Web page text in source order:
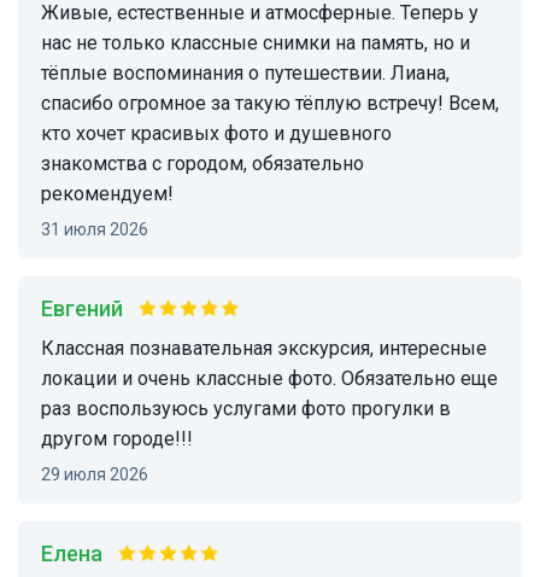
Живые, естественные и атмосферные. Теперь у
нас не только классные снимки на память, но и
тёплые воспоминания о путешествии. Лиана,
спасибо огромное за такую тёплую встречу! Всем,
кто хочет красивых фото и душевного
знакомства с городом, обязательно
рекомендуем!
31 июля 2026
Евгений
Классная познавательная экскурсия, интересные
локации и очень классные фото. Обязательно еще
раз воспользуюсь услугами фото прогулки в
другом городе!!!
29 июля 2026
Елена